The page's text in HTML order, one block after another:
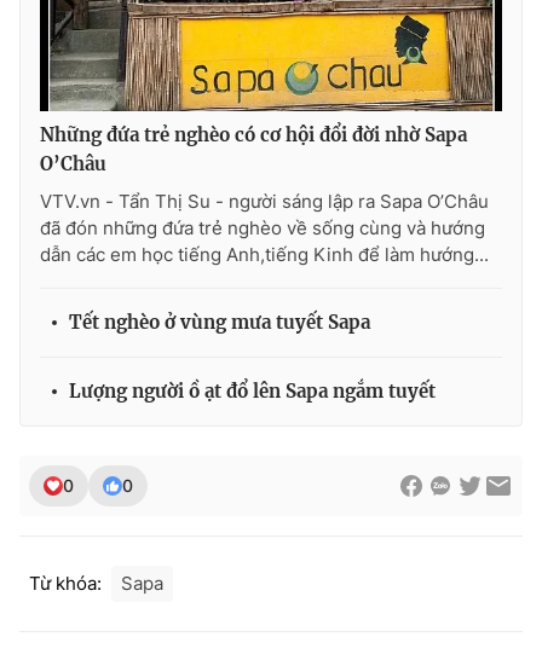
VTV Money VTV Thể thao
VTV Sức khoẻ Bất động sản
VTV4 Vươn mình bằng AI
VTV9 VTV8
Liên hệ tòa soạn English
Những đứa trẻ nghèo có cơ hội đổi đời nhờ Sapa
O’Châu
VTV.vn - Tẩn Thị Su - người sáng lập ra Sapa O’Châu
đã đón những đứa trẻ nghèo về sống cùng và hướng
dẫn các em học tiếng Anh,tiếng Kinh để làm hướng...
Tết nghèo ở vùng mưa tuyết Sapa
Lượng người ồ ạt đổ lên Sapa ngắm tuyết
0 0
Từ khóa: Sapa